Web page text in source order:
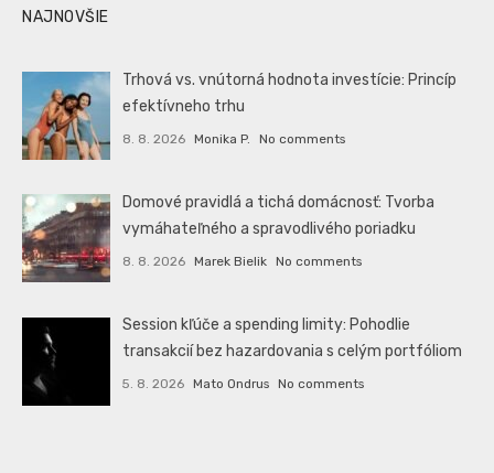
NAJNOVŠIE
Trhová vs. vnútorná hodnota investície: Princíp
efektívneho trhu
8. 8. 2026 Monika P. No comments
Domové pravidlá a tichá domácnosť: Tvorba
vymáhateľného a spravodlivého poriadku
8. 8. 2026 Marek Bielik No comments
Session kľúče a spending limity: Pohodlie
transakcií bez hazardovania s celým portfóliom
5. 8. 2026 Mato Ondrus No comments